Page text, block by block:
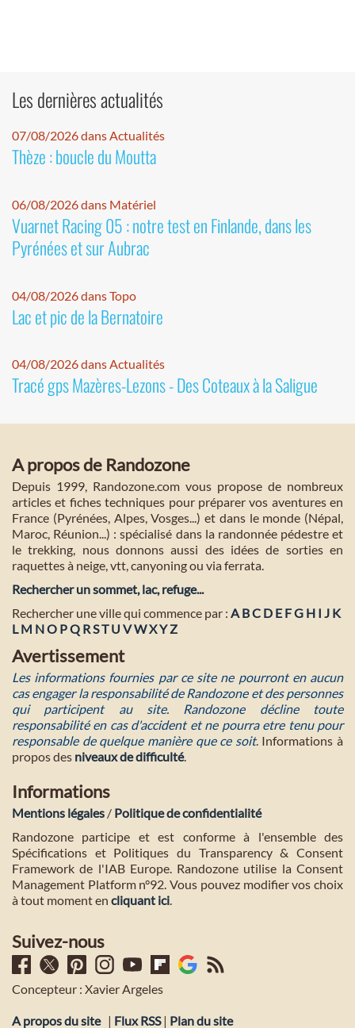
Les dernières actualités
07/08/2026 dans Actualités
Thèze : boucle du Moutta
06/08/2026 dans Matériel
Vuarnet Racing 05 : notre test en Finlande, dans les
Pyrénées et sur Aubrac
04/08/2026 dans Topo
Lac et pic de la Bernatoire
04/08/2026 dans Actualités
Tracé gps Mazères-Lezons - Des Coteaux à la Saligue
A propos de Randozone
Depuis 1999, Randozone.com vous propose de nombreux
articles et fiches techniques pour préparer vos aventures en
France (Pyrénées, Alpes, Vosges...) et dans le monde (Népal,
Maroc, Réunion...) : spécialisé dans la randonnée pédestre et
le trekking, nous donnons aussi des idées de sorties en
raquettes à neige, vtt, canyoning ou via ferrata.
Rechercher un sommet, lac, refuge...
Rechercher une ville qui commence par : A BC D E FG H I J K
L M NO PQ RST U VWXYZ
Avertissement
Les informations fournies par ce site ne pourront en aucun
cas engager la responsabilité de Randozone et des personnes
qui participent au site. Randozone décline toute
responsabilité en cas d'accident et ne pourra etre tenu pour
responsable de quelque manière que ce soit. Informations à
propos des niveaux de difficulté.
Informations
Mentions légales / Politique de confidentialité
Randozone participe et est conforme à l'ensemble des
Spécifications et Politiques du Transparency & Consent
Framework de l'IAB Europe. Randozone utilise la Consent
Management Platform n°92. Vous pouvez modifier vos choix
à tout moment en cliquant ici.
Suivez-nous
Concepteur : Xavier Argeles
A propos du site | Flux RSS| Plan du site